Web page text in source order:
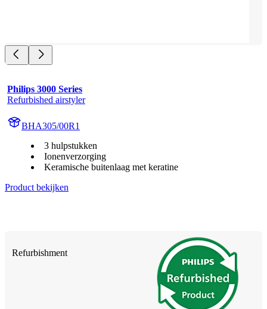
Philips 3000 Series
Refurbished airstyler
BHA305/00R1
3 hulpstukken
Ionenverzorging
Keramische buitenlaag met keratine
Product bekijken
Refurbishment